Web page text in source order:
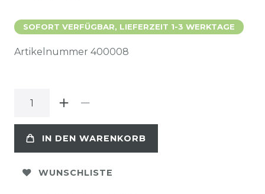
SOFORT VERFÜGBAR, LIEFERZEIT 1-3 WERKTAGE
Artikelnummer 400008
IN DEN WARENKORB
WUNSCHLISTE